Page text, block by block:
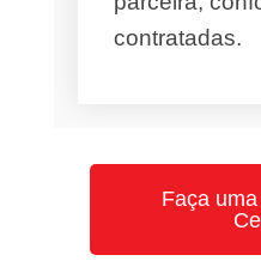
contratadas.
Faça